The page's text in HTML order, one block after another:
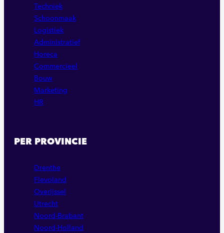
Techniek
Schoonmaak
Logistiek
Administratief
Horeca
Commercieel
Bouw
Marketing
HR
PER PROVINCIE
Drenthe
Flevoland
Overijssel
Utrecht
Noord-Brabant
Noord-Holland